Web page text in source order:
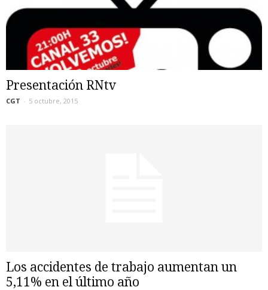
Presentación RNtv
CGT - 5 octubre, 2015
Los accidentes de trabajo aumentan un
5,11% en el último año